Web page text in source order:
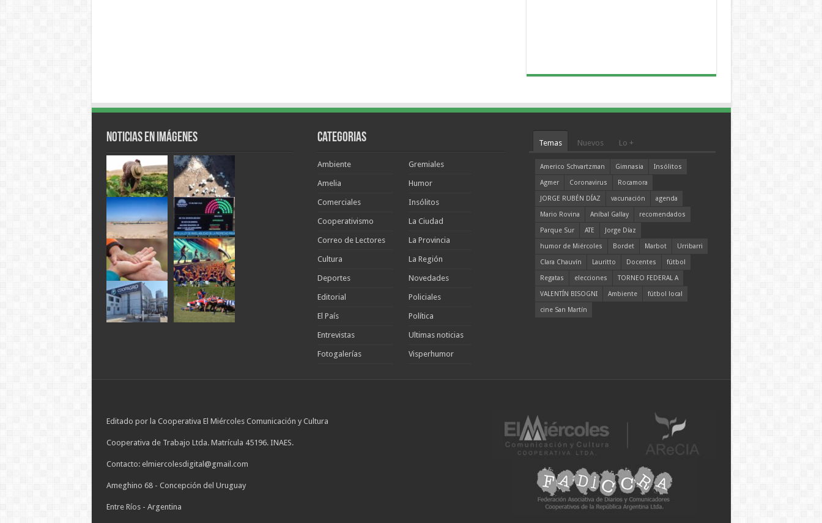
Noticias en Imágenes Categorias
Ambiente
Amelia
Comerciales
Cooperativismo
Correo de Lectores
Cultura
Deportes
Editorial
El País
Entrevistas
Fotogalerías
Gremiales
Humor
Insólitos
La Ciudad
La Provincia
La Región
Novedades
Policiales
Política
Ultimas noticias
Visperhumor
Temas Nuevos Lo +
Americo Schvartzman Gimnasia
Insólitos
Agmer
Coronavirus
Rocamora
JORGE RUBÉN DÍAZ
vacunación
agenda
Mario Rovina
Aníbal Gallay
recomendados
Parque Sur
ATE
Jorge Díaz
humor de Miércoles
Bordet Marbot
Urribarri
Clara Chauvín
Lauritto Docentes
fútbol
Regatas
elecciones
TORNEO FEDERAL A
VALENTÍN BISOGNI
Ambiente
fútbol local
cine San Martín
Editado por la Cooperativa El Miércoles Comunicación y Cultura
Cooperativa de Trabajo Ltda. Matrícula 45196. INAES.
Contacto: elmiercolesdigital@gmail.com
Ameghino 68 - Concepción del Uruguay
Entre Ríos - Argentina